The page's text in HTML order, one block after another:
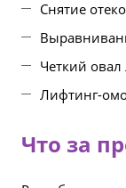
Снятие
Четкий овал
Лифтинг-
Что за